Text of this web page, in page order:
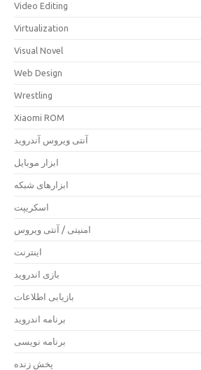
Video Editing
Virtualization
Visual Novel
Web Design
Wrestling
Xiaomi ROM
آنتی ویروس آندروید
ابزار موبایل
ابزارهای شبکه
اسکریپت
امنیتی / آنتی ویروس
اینترنت
بازی اندروید
بازیابی اطلاعات
برنامه اندروید
برنامه نویسی
پخش زنده